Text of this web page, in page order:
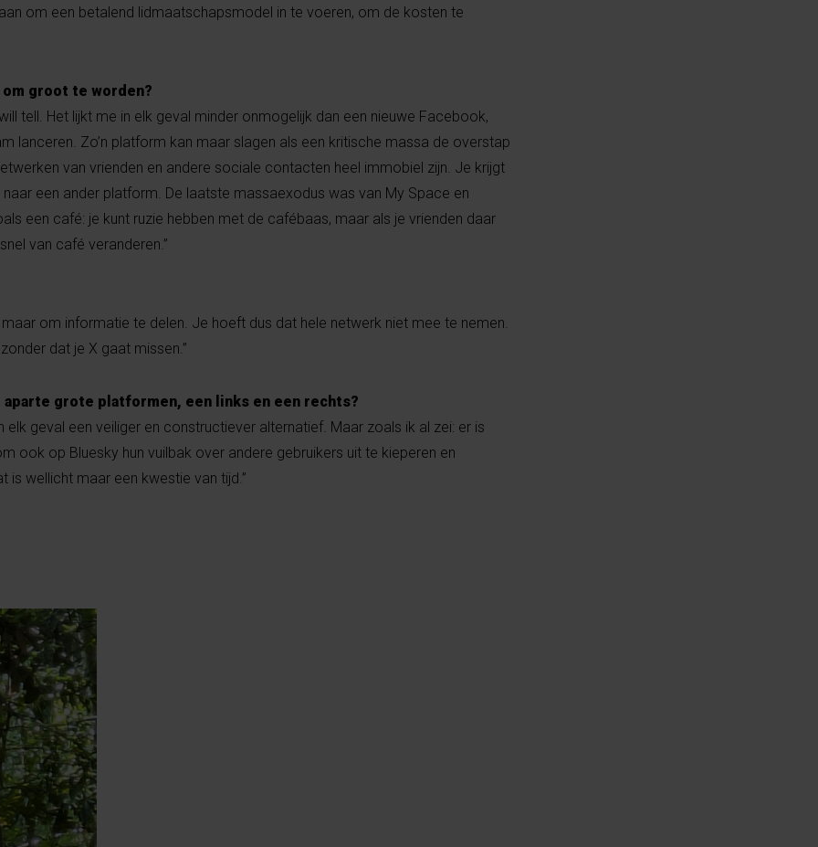
om een betalend lidmaatschapsmodel in te voeren, om de kosten te
om groot te worden?
tell. Het lijkt me in elk geval minder onmogelijk dan een nieuwe Facebook,
lanceren. Zo’n platform kan maar slagen als een kritische massa de overstap
van vrienden en andere sociale contacten heel immobiel zijn. Je krijgt
een ander platform. De laatste massaexodus was van My Space en
een café: je kunt ruzie hebben met de cafébaas, maar als je vrienden daar
van café veranderen.”
maar om informatie te delen. Je hoeft dus dat hele netwerk niet mee te nemen.
dat je X gaat missen.”
grote platformen, een links en een rechts?
elk geval een veiliger en constructiever alternatief. Maar zoals ik al zei: er is
ook op Bluesky hun vuilbak over andere gebruikers uit te kieperen en
is wellicht maar een kwestie van tijd.”